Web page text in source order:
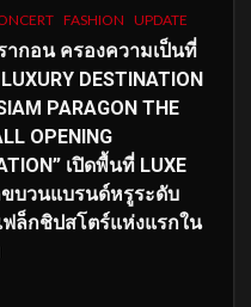
FASHION UPDATE
ากอน ครองความเป็นที่
DESTINATION
PARAGON THE
OPENING
เปิดพื้นที่ LUXE
ขบวนแบรนด์หรูระดับ
ฟล็กชิปสโตร์แห่งแรกใน